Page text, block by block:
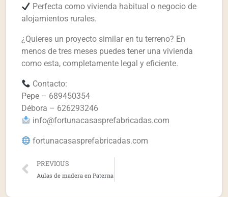
Perfecta como vivienda habitual o negocio de
alojamientos rurales.
¿Quieres un proyecto similar en tu terreno? En
menos de tres meses puedes tener una vivienda
como esta, completamente legal y eficiente.
Contacto:
Pepe – 689450354
Débora – 626293246
info@fortunacasasprefabricadas.com
fortunacasasprefabricadas.com
PREVIOUS
Aulas de madera en Paterna